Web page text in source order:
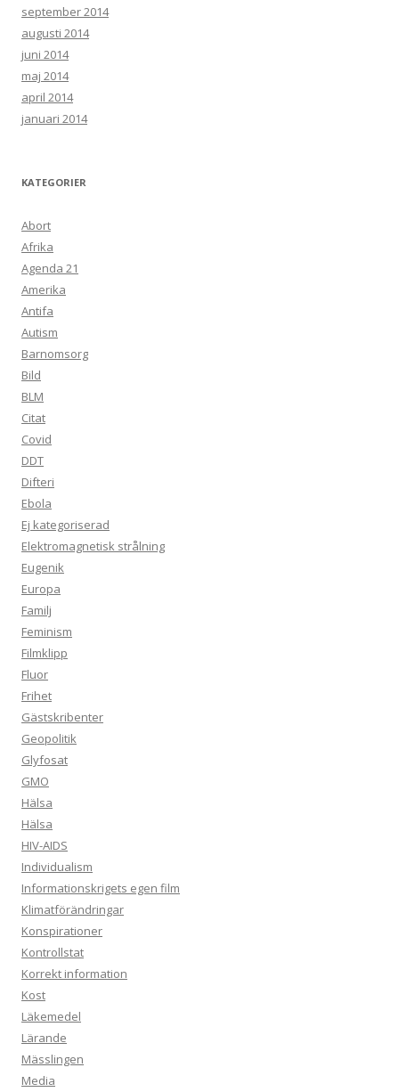
september 2014
augusti 2014
juni 2014
maj 2014
april 2014
januari 2014
KATEGORIER
Abort
Afrika
Agenda 21
Amerika
Antifa
Autism
Barnomsorg
Bild
BLM
Citat
Covid
DDT
Difteri
Ebola
Ej kategoriserad
Elektromagnetisk strålning
Eugenik
Europa
Familj
Feminism
Filmklipp
Fluor
Frihet
Gästskribenter
Geopolitik
Glyfosat
GMO
Hälsa
Hälsa
HIV-AIDS
Individualism
Informationskrigets egen film
Klimatförändringar
Konspirationer
Kontrollstat
Korrekt information
Kost
Läkemedel
Lärande
Mässlingen
Media